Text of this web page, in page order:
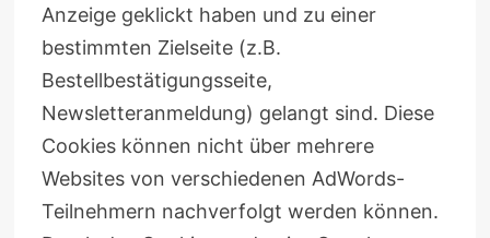
Anzeige geklickt haben und zu einer
bestimmten Zielseite (z.B.
Bestellbestätigungsseite,
Newsletteranmeldung) gelangt sind. Diese
Cookies können nicht über mehrere
Websites von verschiedenen AdWords-
Teilnehmern nachverfolgt werden können.